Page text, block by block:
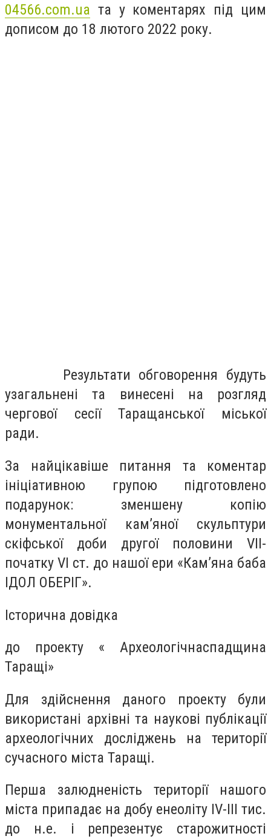
04566.com.ua та у коментарях під цим
дописом до 18 лютого 2022 року.
Результати обговорення будуть
узагальнені та винесені на розгляд
чергової сесії Таращанської міської
ради.
За найцікавіше питання та коментар
ініціативною групою підготовлено
подарунок: зменшену копію
монументальної кам’яної скульптури
скіфської доби другої половини VІІ-
початку VІ ст. до нашої ери «Кам’яна баба
ІДОЛ ОБЕРІГ».
Історична довідка
до проекту « Археологічнаспадщина
Таращі»
Для здійснення даного проекту були
використані архівні та наукові публікації
археологічних досліджень на території
сучасного міста Таращі.
Перша залюдненість території нашого
міста припадає на добу енеоліту IV-III тис.
до н.е. і репрезентує старожитності